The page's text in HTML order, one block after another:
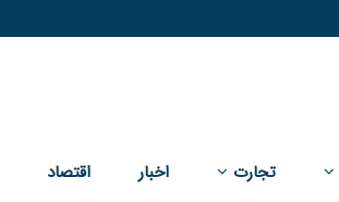
تجارت اخبار اقتصاد